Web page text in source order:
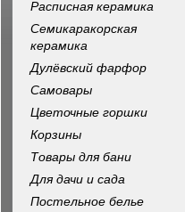
Расписная керамика
Семикаракорская
керамика
Дулёвский фарфор
Самовары
Цветочные горшки
Корзины
Товары для бани
Для дачи и сада
Постельное белье